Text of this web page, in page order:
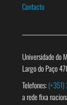
Contacto
Universidade do
Largo do Paço
Telefones:
a rede fixa